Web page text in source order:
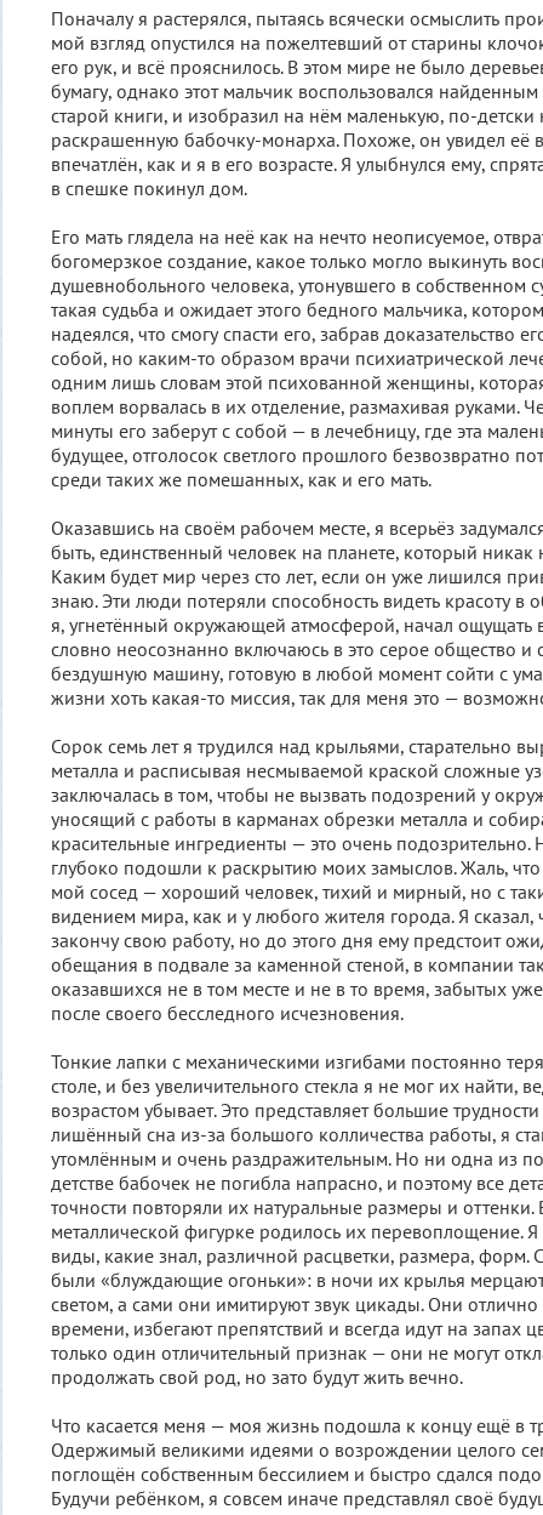
Поначалу я растерялся, пытаясь всячески осмыслить
мой взгляд опустился на пожелтевший от старины
его рук, и всё прояснилось. В этом мире не было
бумагу, однако этот мальчик воспользовался
старой книги, и изобразил на нём маленькую, по-
раскрашенную бабочку-монарха. Похоже, он увидел её
впечатлён, как и я в его возрасте. Я улыбнулся ему,
в спешке покинул дом.
Его мать глядела на неё как на нечто неописуемое,
богомерзкое создание, какое только могло выкинуть
душевнобольного человека, утонувшего в собственном
такая судьба и ожидает этого бедного мальчика,
надеялся, что смогу спасти его, забрав доказательство
собой, но каким-то образом врачи психиатрической
одним лишь словам этой психованной женщины,
воплем ворвалась в их отделение, размахивая руками.
минуты его заберут с собой — в лечебницу, где эта
будущее, отголосок светлого прошлого безвозвратно
среди таких же помешанных, как и его мать.
Оказавшись на своём рабочем месте, я всерьёз
быть, единственный человек на планете, который никак
Каким будет мир через сто лет, если он уже лишился
знаю. Эти люди потеряли способность видеть красоту
я, угнетённый окружающей атмосферой, начал ощущать в
словно неосознанно включаюсь в это серое общество
бездушную машину, готовую в любой момент сойти с
жизни хоть какая-то миссия, так для меня это —
Сорок семь лет я трудился над крыльями, старательно
металла и расписывая несмываемой краской сложные
заключалась в том, чтобы не вызвать подозрений у
уносящий с работы в карманах обрезки металла и
красительные ингредиенты — это очень
глубоко подошли к раскрытию моих замыслов. Жаль,
мой сосед — хороший человек, тихий и мирный, но с
видением мира, как и у любого жителя города. Я
закончу свою работу, но до этого дня ему предстоит
обещания в подвале за каменной стеной, в компании
оказавшихся не в том месте и не в то время, забытых
после своего бесследного исчезновения.
Тонкие лапки с механическими изгибами постоянно
столе, и без увеличительного стекла я не мог их найти,
возрастом убывает. Это представляет большие
лишённый сна из-за большого колличества работы, я
утомлённым и очень раздражительным. Но ни одна из
детстве бабочек не погибла напрасно, и поэтому все
точности повторяли их натуральные размеры и
металлической фигурке родилось их перевоплощение. Я
виды, какие знал, различной расцветки, размера,
были «блуждающие огоньки»: в ночи их крылья
светом, а сами они имитируют звук цикады. Они
времени, избегают препятствий и всегда идут на запах
только один отличительный признак — они не могут
продолжать свой род, но зато будут жить вечно.
Что касается меня — моя жизнь подошла к концу ещё в
Одержимый великими идеями о возрождении целого
поглощён собственным бессилием и быстро сдался
Будучи ребёнком, я совсем иначе представлял своё